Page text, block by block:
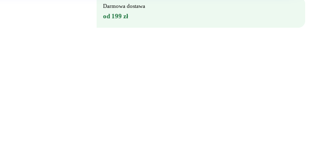
Darmowa dostawa
od 199 zł